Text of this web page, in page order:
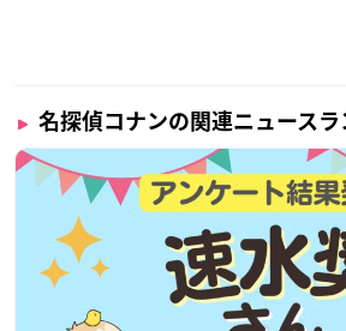
名探偵コナンの関連ニュースラ